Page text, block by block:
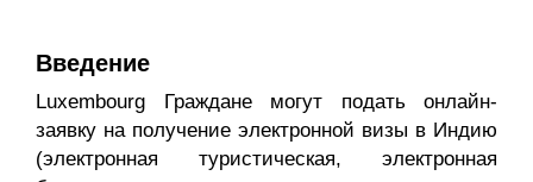
Введение
Luxembourg Граждане могут подать онлайн-
заявку на получение электронной визы в Индию
(электронная туристическая, электронная